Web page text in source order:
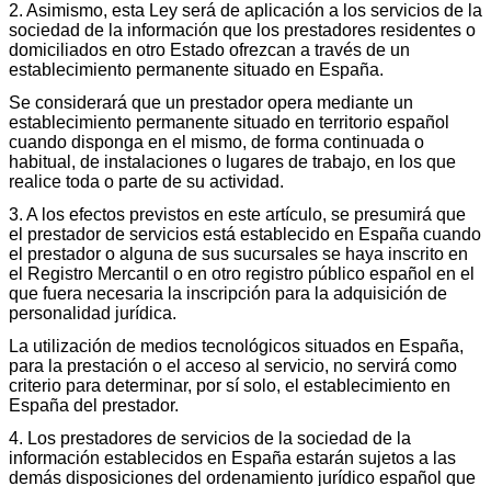
2. Asimismo, esta Ley será de aplicación a los servicios de la
sociedad de la información que los prestadores residentes o
domiciliados en otro Estado ofrezcan a través de un
establecimiento permanente situado en España.
Se considerará que un prestador opera mediante un
establecimiento permanente situado en territorio español
cuando disponga en el mismo, de forma continuada o
habitual, de instalaciones o lugares de trabajo, en los que
realice toda o parte de su actividad.
3. A los efectos previstos en este artículo, se presumirá que
el prestador de servicios está establecido en España cuando
el prestador o alguna de sus sucursales se haya inscrito en
el Registro Mercantil o en otro registro público español en el
que fuera necesaria la inscripción para la adquisición de
personalidad jurídica.
La utilización de medios tecnológicos situados en España,
para la prestación o el acceso al servicio, no servirá como
criterio para determinar, por sí solo, el establecimiento en
España del prestador.
4. Los prestadores de servicios de la sociedad de la
información establecidos en España estarán sujetos a las
demás disposiciones del ordenamiento jurídico español que